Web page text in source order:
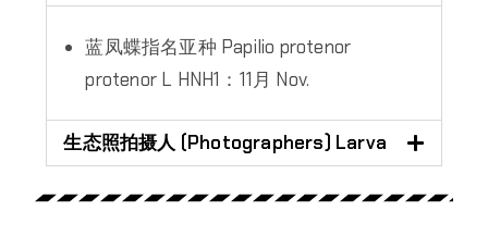
蓝凤蝶指名亚种 Papilio protenor
protenor L HNH1：11月 Nov.
生态照拍摄人 (Photographers) Larva